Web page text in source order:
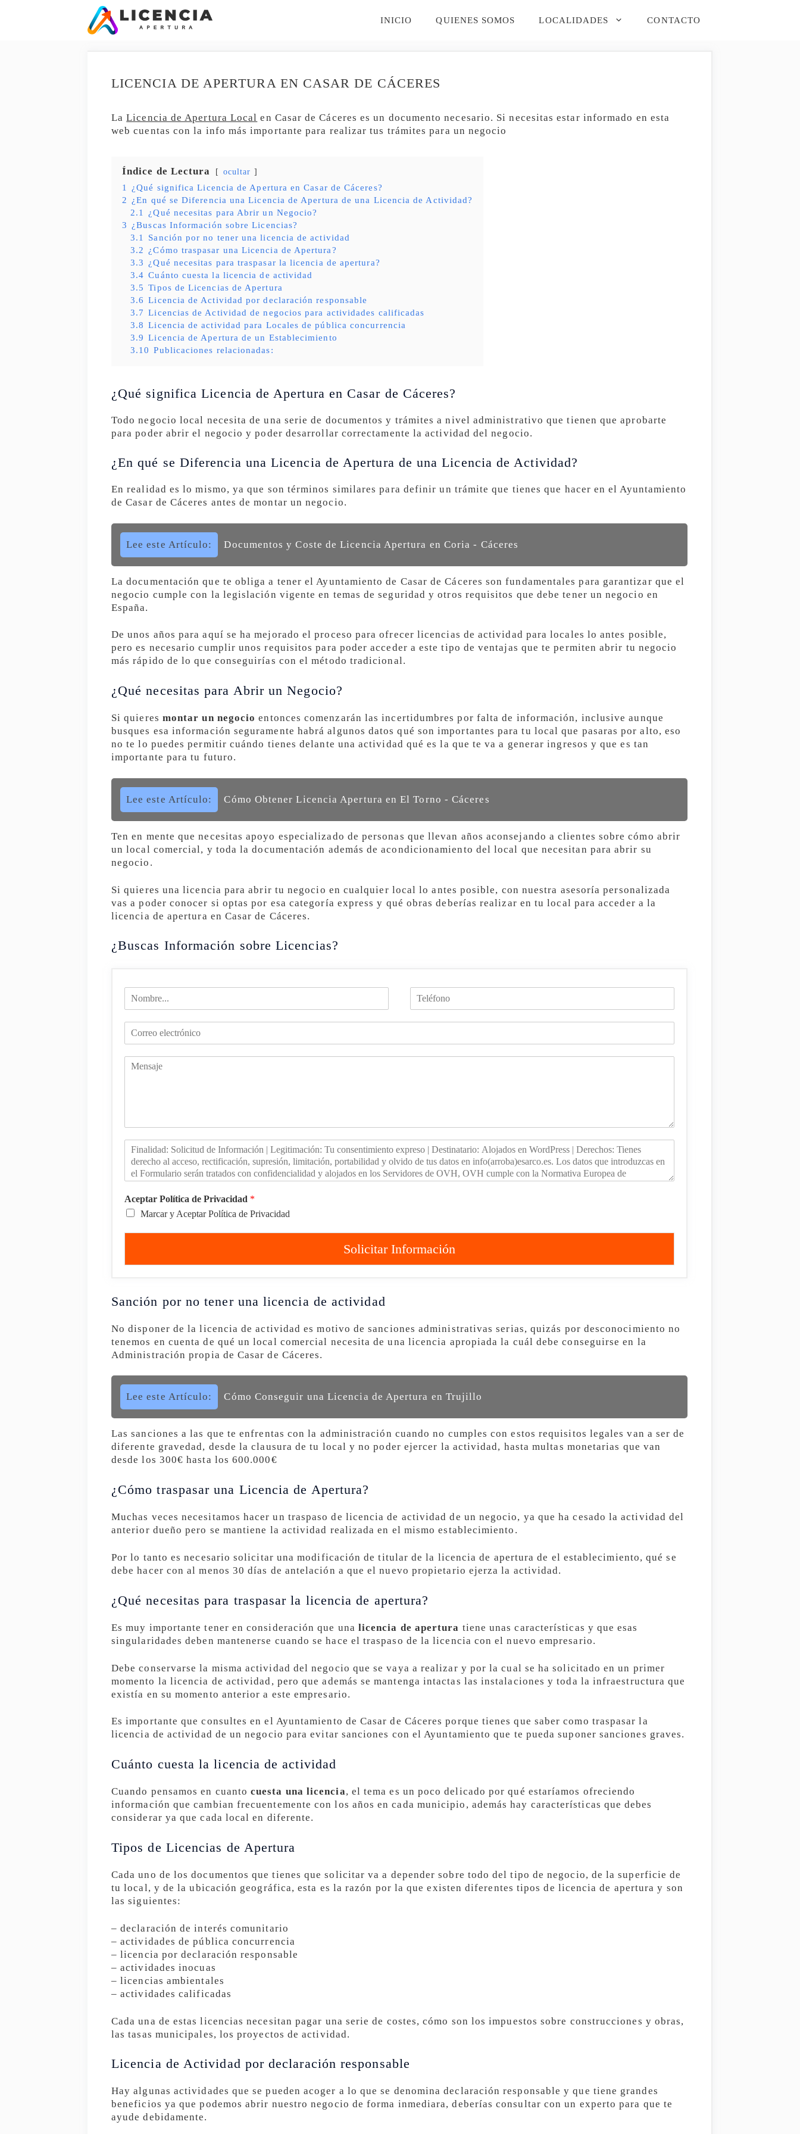
INICIO QUIENES SOMOS LOCALIDADES CONTACTO
LICENCIA DE APERTURA EN CASAR DE CÁCERES
LaLicencia de Apertura Local en Casar de Cáceres es un documento necesario. Si necesitas estar informado en esta
web cuentas con la info más importante para realizar tus trámites para un negocio
Índice de Lectura ocultar
1
¿Qué significa Licencia de Apertura en Casar de Cáceres?
2 ¿En qué se Diferencia una Licencia de Apertura de una Licencia de Actividad?
2.1
¿Qué necesitas para Abrir un Negocio?
3 ¿Buscas Información sobre Licencias?
3.1
Sanción por no tener una licencia de actividad
3.2 ¿Cómo traspasar una Licencia de Apertura?
3.3 ¿Qué necesitas para traspasar la licencia de apertura?
3.4 Cuánto cuesta la licencia de actividad
3.5 Tipos de Licencias de Apertura
3.6 Licencia de Actividad por declaración responsable
3.7 Licencias de Actividad de negocios para actividades calificadas
3.8 Licencia de actividad para Locales de pública concurrencia
3.9 Licencia de Apertura de un Establecimiento
3.10 Publicaciones relacionadas:
¿Qué significa Licencia de Apertura en Casar de Cáceres?
Todo negocio local necesita de una serie de documentos y trámites a nivel administrativo que tienen que aprobarte
para poder abrir el negocio y poder desarrollar correctamente la actividad del negocio.
¿En qué se Diferencia una Licencia de Apertura de una Licencia de Actividad?
En realidad es lo mismo, ya que son términos similares para definir un trámite que tienes que hacer en el Ayuntamiento
de Casar de Cáceres antes de montar un negocio.
Lee este Artículo: Documentos y Coste de Licencia Apertura en Coria - Cáceres
La documentación que te obliga a tener el Ayuntamiento de Casar de Cáceres son fundamentales para garantizar que el
negocio cumple con la legislación vigente en temas de seguridad y otros requisitos que debe tener un negocio en
España.
De unos años para aquí se ha mejorado el proceso para ofrecer licencias de actividad para locales lo antes posible,
pero es necesario cumplir unos requisitos para poder acceder a este tipo de ventajas que te permiten abrir tu negocio
más rápido de lo que conseguirías con el método tradicional.
¿Qué necesitas para Abrir un Negocio?
Si quieres montar un negocio entonces comenzarán las incertidumbres por falta de información, inclusive aunque
busques esa información seguramente habrá algunos datos qué son importantes para tu local que pasaras por alto, eso
no te lo puedes permitir cuándo tienes delante una actividad qué es la que te va a generar ingresos y que es tan
importante para tu futuro.
Lee este Artículo: Cómo Obtener Licencia Apertura en El Torno - Cáceres
Ten en mente que necesitas apoyo especializado de personas que llevan años aconsejando a clientes sobre cómo abrir
un local comercial, y toda la documentación además de acondicionamiento del local que necesitan para abrir su
negocio.
Si quieres una licencia para abrir tu negocio en cualquier local lo antes posible, con nuestra asesoría personalizada
vas a poder conocer si optas por esa categoría express y qué obras deberías realizar en tu local para acceder a la
licencia de apertura en Casar de Cáceres.
¿Buscas Información sobre Licencias?
Aceptar Política de Privacidad *
Marcar y Aceptar Política de Privacidad
Solicitar Información
Sanción por no tener una licencia de actividad
No disponer de la licencia de actividad es motivo de sanciones administrativas serias, quizás por desconocimiento no
tenemos en cuenta de qué un local comercial necesita de una licencia apropiada la cuál debe conseguirse en la
Administración propia de Casar de Cáceres.
Lee este Artículo: Cómo Conseguir una Licencia de Apertura en Trujillo
Las sanciones a las que te enfrentas con la administración cuando no cumples con estos requisitos legales van a ser de
diferente gravedad, desde la clausura de tu local y no poder ejercer la actividad, hasta multas monetarias que van
desde los 300€ hasta los 600.000€
¿Cómo traspasar una Licencia de Apertura?
Muchas veces necesitamos hacer un traspaso de licencia de actividad de un negocio, ya que ha cesado la actividad del
anterior dueño pero se mantiene la actividad realizada en el mismo establecimiento.
Por lo tanto es necesario solicitar una modificación de titular de la licencia de apertura de el establecimiento, qué se
debe hacer con al menos 30 días de antelación a que el nuevo propietario ejerza la actividad.
¿Qué necesitas para traspasar la licencia de apertura?
Es muy importante tener en consideración que una licencia de apertura tiene unas características y que esas
singularidades deben mantenerse cuando se hace el traspaso de la licencia con el nuevo empresario.
Debe conservarse la misma actividad del negocio que se vaya a realizar y por la cual se ha solicitado en un primer
momento la licencia de actividad, pero que además se mantenga intactas las instalaciones y toda la infraestructura que
existía en su momento anterior a este empresario.
Es importante que consultes en el Ayuntamiento de Casar de Cáceres porque tienes que saber como traspasar la
licencia de actividad de un negocio para evitar sanciones con el Ayuntamiento que te pueda suponer sanciones graves.
Cuánto cuesta la licencia de actividad
Cuando pensamos en cuantocuesta una licencia, el tema es un poco delicado por qué estaríamos ofreciendo
información que cambian frecuentemente con los años en cada municipio, además hay características que debes
considerar ya que cada local en diferente.
Tipos de Licencias de Apertura
Cada uno de los documentos que tienes que solicitar va a depender sobre todo del tipo de negocio, de la superficie de
tu local, y de la ubicación geográfica, esta es la razón por la que existen diferentes tipos de licencia de apertura y son
las siguientes:
– declaración de interés comunitario
– actividades de pública concurrencia
– licencia por declaración responsable
– actividades inocuas
– licencias ambientales
– actividades calificadas
Cada una de estas licencias necesitan pagar una serie de costes, cómo son los impuestos sobre construcciones y obras,
las tasas municipales, los proyectos de actividad.
Licencia de Actividad por declaración responsable
Hay algunas actividades que se pueden acoger a lo que se denomina declaración responsable y que tiene grandes
beneficios ya que podemos abrir nuestro negocio de forma inmediara, deberías consultar con un experto para que te
ayude debidamente.